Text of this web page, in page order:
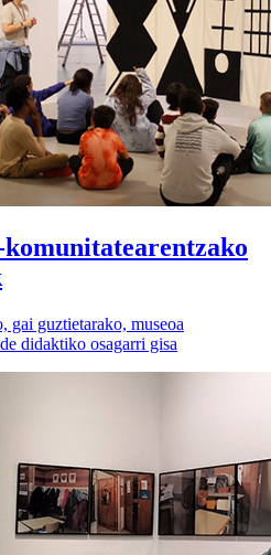
gai guztietarako, museoa
didaktiko osagarri gisa